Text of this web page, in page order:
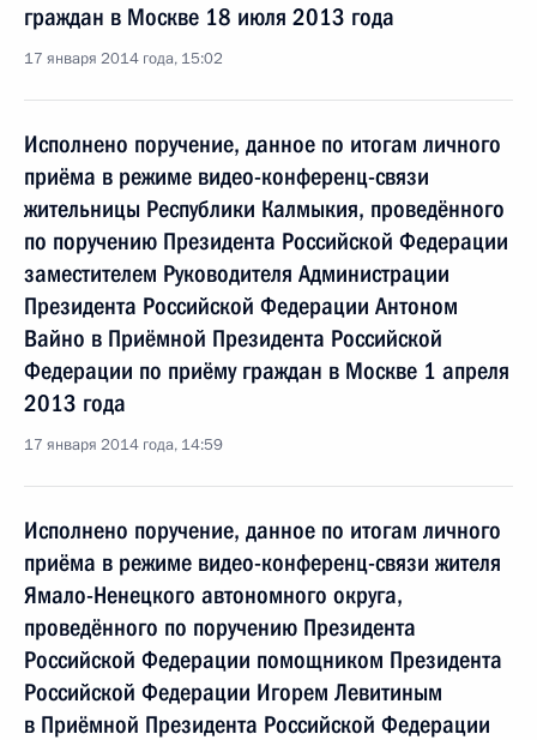
граждан в Москве 18 июля 2013 года
17 января 2014 года, 15:02
Исполнено поручение, данное по итогам личного
приёма в режиме видео-конференц-связи
жительницы Республики Калмыкия, проведённого
по поручению Президента Российской Федерации
заместителем Руководителя Администрации
Президента Российской Федерации Антоном
Вайно в Приёмной Президента Российской
Федерации по приёму граждан в Москве 1 апреля
2013 года
17 января 2014 года, 14:59
Исполнено поручение, данное по итогам личного
приёма в режиме видео-конференц-связи жителя
Ямало-Ненецкого автономного округа,
проведённого по поручению Президента
Российской Федерации помощником Президента
Российской Федерации Игорем Левитиным
в Приёмной Президента Российской Федерации